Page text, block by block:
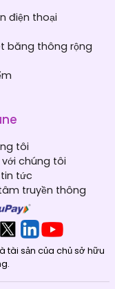
điện thoại
băng thông rộng
tôi
với chúng tôi
tức
truyền thông
tài sản của chủ sở hữu